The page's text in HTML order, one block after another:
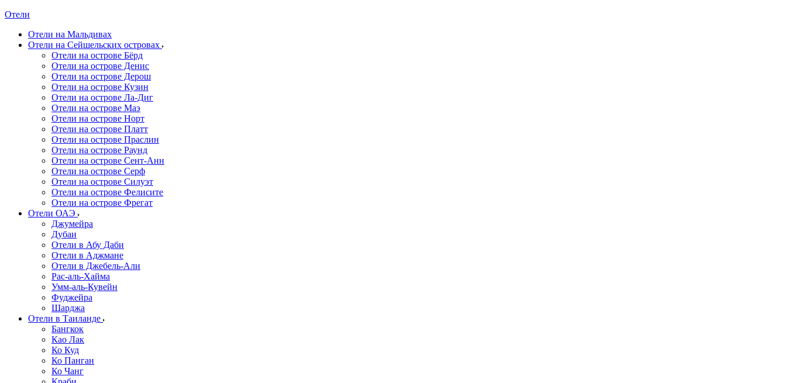
Отели
Отели на Мальдивах
Отели на Сейшельских островах
Отели на острове Бёрд
Отели на острове Денис
Отели на острове Дерош
Отели на острове Кузин
Отели на острове Ла-Диг
Отели на острове Маэ
Отели на острове Норт
Отели на острове Платт
Отели на острове Праслин
Отели на острове Раунд
Отели на острове Сент-Анн
Отели на острове Серф
Отели на острове Силуэт
Отели на острове Фелисите
Отели на острове Фрегат
Отели ОАЭ
Джумейра
Дубаи
Отели в Абу Даби
Отели в Аджмане
Отели в Джебель-Али
Рас-аль-Хайма
Умм-аль-Кувейн
Фуджейра
Шарджа
Отели в Таиланде
Бангкок
Као Лак
Ко Куд
Ко Панган
Ко Чанг